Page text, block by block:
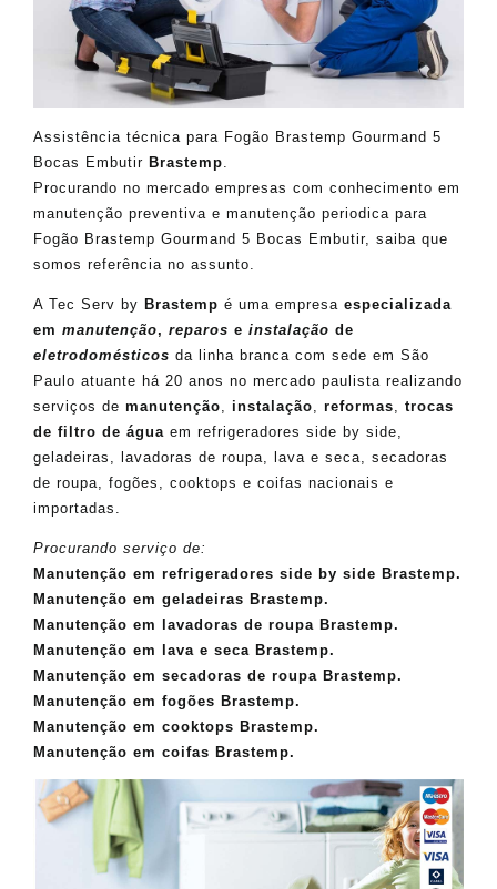
Assistência técnica para Fogão Brastemp Gourmand 5
Bocas Embutir Brastemp
Procurando no mercado empresas com conhecimento em
manutenção preventiva e manutenção periodica para
Fogão Brastemp Gourmand 5 Bocas Embutir, saiba que
somos referência no assunto.
A Tec Serv by Brastemp é uma empresa especializada
em manutenção, reparos e instalação de
eletrodomésticos da linha branca com sede em São
Paulo atuante há 20 anos no mercado paulista realizando
serviços de manutenção instalação reformas
trocas
de filtro de água em refrigeradores side by side,
geladeiras, lavadoras de roupa, lava e seca, secadoras
de roupa, fogões, cooktops e coifas nacionais e
importadas.
Procurando serviço de:
Manutenção em refrigeradores side by side Brastemp.
Manutenção em geladeiras Brastemp.
Manutenção em lavadoras de roupa Brastemp.
Manutenção em lava e seca Brastemp.
Manutenção em secadoras de roupa Brastemp.
Manutenção em fogões Brastemp.
Manutenção em cooktops Brastemp.
Manutenção em coifas Brastemp.